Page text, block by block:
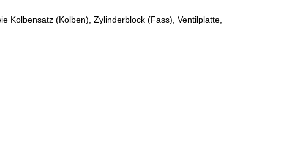
Kolbensatz (Kolben), Zylinderblock (Fass), Ventilplatte,